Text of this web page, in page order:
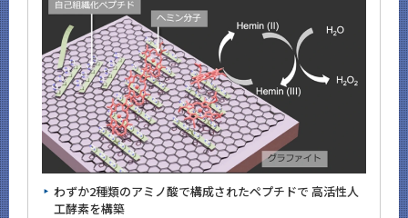
わずか2種類のアミノ酸で構成されたペプチドで 高活性人
工酵素を構築
2月
1月
2024年
2023年
2022年
2021年